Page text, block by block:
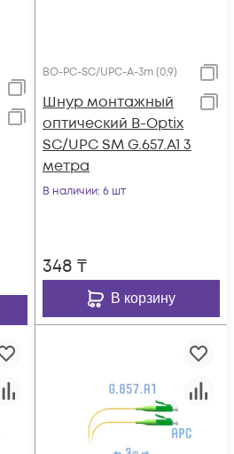
BO-PC-SC/UPC-A-3m (0,9)
Шнур монтажный
оптический B-Optix
SC/UPC SM G.657.A1 3
метра
В наличии: 6 шт
348 ₸
В корзину